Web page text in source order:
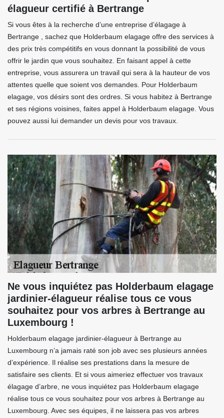
élagueur certifié à Bertrange
Si vous êtes à la recherche d’une entreprise d’élagage à
Bertrange , sachez que Holderbaum elagage offre des services à
des prix très compétitifs en vous donnant la possibilité de vous
offrir le jardin que vous souhaitez. En faisant appel à cette
entreprise, vous assurera un travail qui sera à la hauteur de vos
attentes quelle que soient vos demandes. Pour Holderbaum
elagage, vos désirs sont des ordres. Si vous habitez à Bertrange
et ses régions voisines, faites appel à Holderbaum elagage. Vous
pouvez aussi lui demander un devis pour vos travaux.
Ne vous inquiétez pas Holderbaum elagage
jardinier-élagueur réalise tous ce vous
souhaitez pour vos arbres à Bertrange au
Luxembourg !
Holderbaum elagage jardinier-élagueur à Bertrange au
Luxembourg n’a jamais raté son job avec ses plusieurs années
d’expérience. Il réalise ses prestations dans la mesure de
satisfaire ses clients. Et si vous aimeriez effectuer vos travaux
élagage d’arbre, ne vous inquiétez pas Holderbaum elagage
réalise tous ce vous souhaitez pour vos arbres à Bertrange au
Luxembourg. Avec ses équipes, il ne laissera pas vos arbres